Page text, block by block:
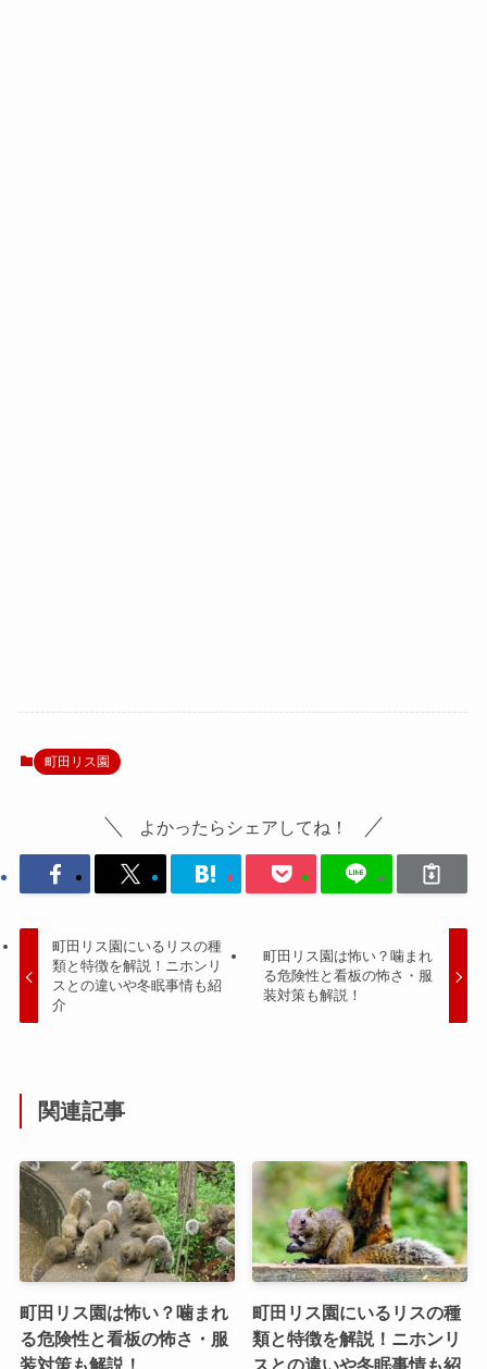
町田リス園
よかったらシェアしてね！
町田リス園にいるリスの種
類と特徴を解説！ニホンリ
スとの違いや冬眠事情も紹
介
町田リス園は怖い？噛まれ
る危険性と看板の怖さ・服
装対策も解説！
関連記事
町田リス園は怖い？噛まれ
る危険性と看板の怖さ・服
町田リス園にいるリスの種
類と特徴を解説！ニホンリ